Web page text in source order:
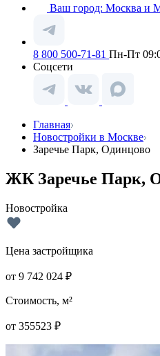
Ваш город: Москва и
8 800 500-71-81 Пн-Пт
Соцсети
Главная
Новостройки в Москве
Заречье Парк, Одинцово
ЖК Заречье Парк,
Новостройка
Цена застройщика
от 9 742 024 ₽
Стоимость, м²
от 355523 ₽